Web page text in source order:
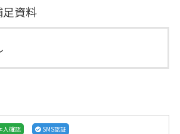
資料
人確認
SMS認証